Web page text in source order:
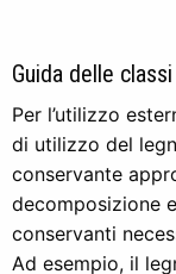
Guida delle
Per l’utilizzo
di utilizzo del
conservante
decomposizione
conservanti
Ad esempio, il